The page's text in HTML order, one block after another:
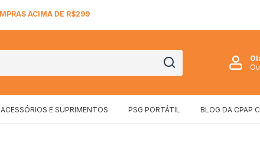
ACESSÓRIOS E SUPRIMENTOS PSG PORTÁTIL BLOG DA CPAP